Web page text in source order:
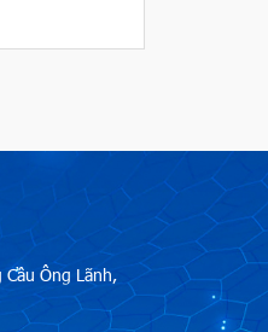
Ông Lãnh,